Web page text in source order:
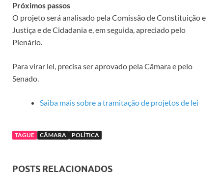
Próximos passos
O projeto será analisado pela Comissão de Constituição e
Justiça e de Cidadania e, em seguida, apreciado pelo
Plenário.
Para virar lei, precisa ser aprovado pela Câmara e pelo
Senado.
Saiba mais sobre a tramitação de projetos de lei
TAGUE CÂMARA POLÍTICA
POSTS RELACIONADOS